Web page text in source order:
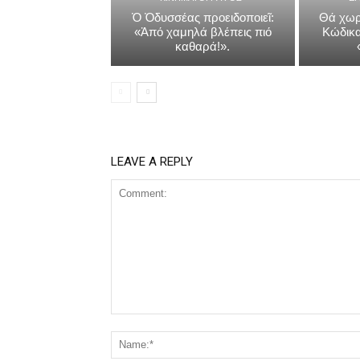
Ὁ Ὀδυσσέας προειδοποιεῖ:
«Ἀπό χαμηλά βλέπεις πιό
καθαρά!».
Θά
LEAVE A REPLY